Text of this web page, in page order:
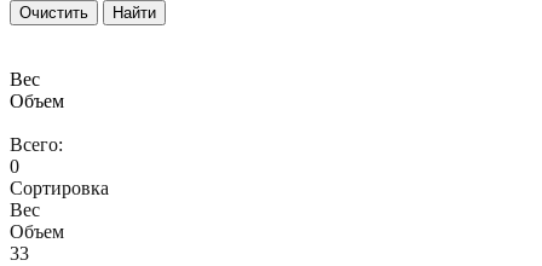
Очистить Найти
Вес
Объем
Всего:
0
Сортировка
Вес
Объем
33